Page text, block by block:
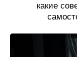
какие